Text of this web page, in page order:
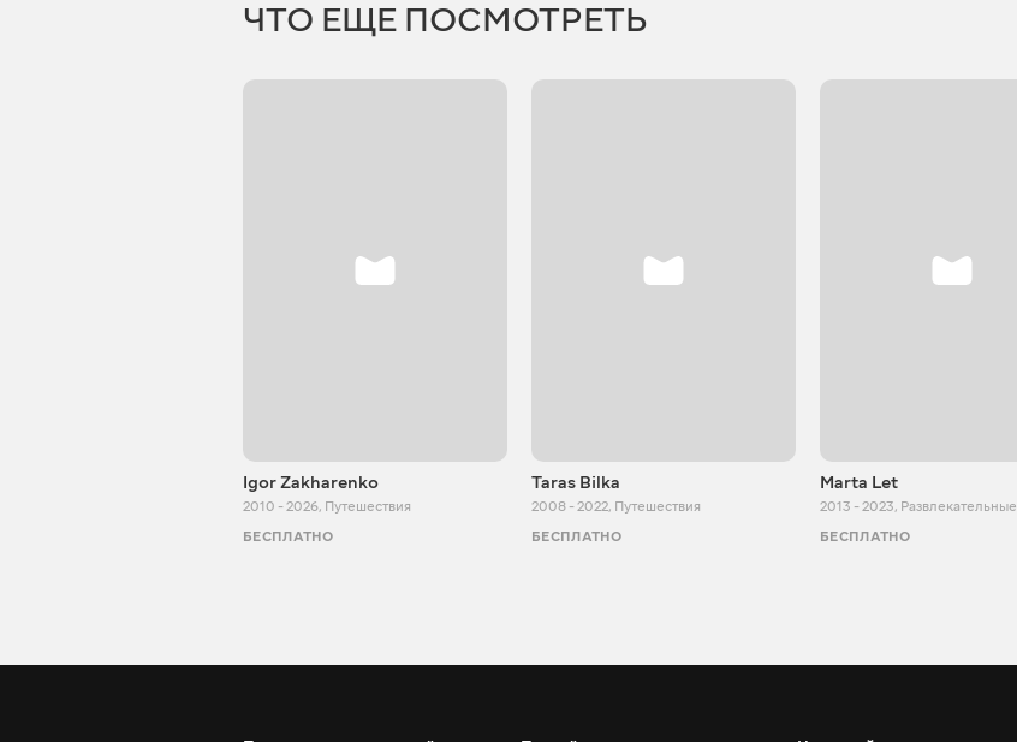
ЧТО ЕЩЕ ПОСМОТРЕТЬ
Igor Zakharenko
2010 - 2026, Путешествия
БЕСПЛАТНО
Taras Bilka
2008 - 2022, Путешествия
БЕСПЛАТНО
Marta Let
2013 - 2023, Развлекательные
БЕСПЛАТНО